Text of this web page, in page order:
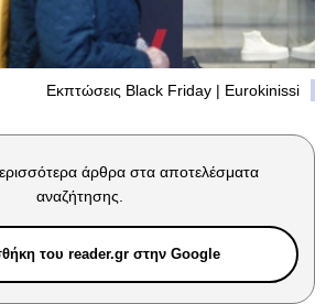
Εκπτώσεις Black Friday | Eurokinissi
άρθρα στα αποτελέσματα
αναζήτησης.
του reader.gr στην Google